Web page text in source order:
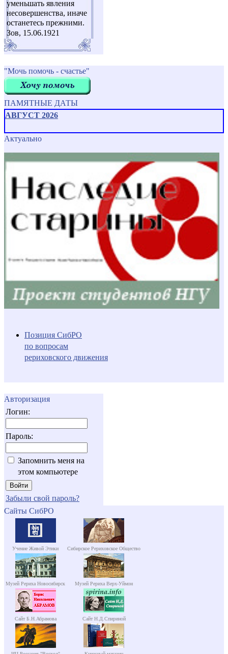
уменьшать явления
несовершенства, иначе
останетесь прежними.
Зов, 15.06.1921
"Мочь помочь - счастье"
ПАМЯТНЫЕ ДАТЫ
АВГУСТ 2026
Актуально
Позиция СибРО
по вопросам
рериховского движения
Авторизация
Логин:
Пароль:
Запомнить меня на
этом компьютере
Забыли свой пароль?
Сайты СибРО
Учение Живой Этики Сибирское Рериховское Общество
Музей Рериха Новосибирск Музей Рериха Верх-Уймон
Сайт Б.Н.Абрамова Сайт Н.Д.Спириной